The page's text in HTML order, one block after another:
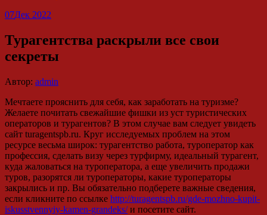
07Дек 2022
Турагентства раскрыли все свои
секреты
Автор: admin
Мечтаете прояснить для себя, как заработать на туризме?
Желаете почитать свежайшие фишки из уст туристических
операторов и турагентов? В этом случае вам следует увидеть
сайт turagentspb.ru. Круг исследуемых проблем на этом
ресурсе весьма широк: турагентство работа, туроператор как
профессия, сделать визу через турфирму, идеальный турагент,
куда жаловаться на туроператора, а еще увеличить продажи
туров, разорятся ли туроператоры, какие туроператоры
закрылись и пр. Вы обязательно подберете важные сведения,
если кликните по ссылке http://turagentspb.ru/gde-mozhno-kupit-
iskusstvennyiy-kamen-grandeks/и посетите сайт.